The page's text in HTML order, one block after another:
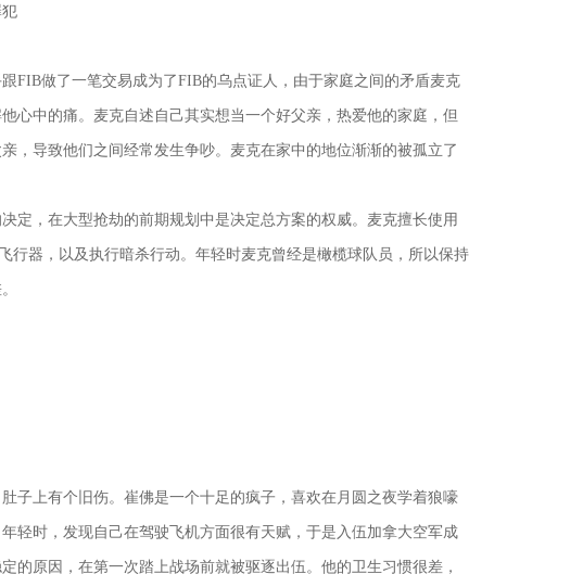
FIB做了一笔交易成为了FIB的乌点证人，由于家庭之间的矛盾麦克
心中的痛。麦克自述自己其实想当一个好父亲，热爱他的家庭，但
，导致他们之间经常发生争吵。麦克在家中的地位渐渐的被孤立了
定，在大型抢劫的前期规划中是决定总方案的权威。麦克擅长使用
行器，以及执行暗杀行动。年轻时麦克曾经是橄榄球队员，所以保持
子上有个旧伤。崔佛是一个十足的疯子，喜欢在月圆之夜学着狼嚎
轻时，发现自己在驾驶飞机方面很有天赋，于是入伍加拿大空军成
的原因，在第一次踏上战场前就被驱逐出伍。他的卫生习惯很差，